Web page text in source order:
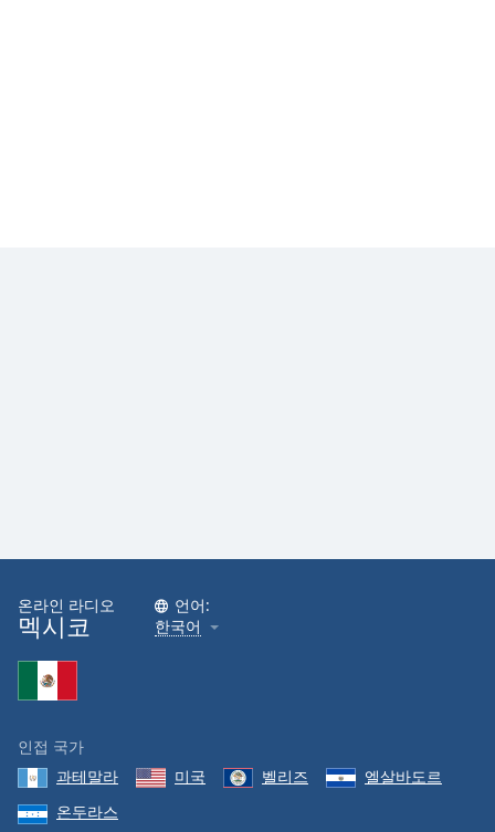
온라인 라디오
멕시코
언어:
한국어
인접 국가
과테말라
미국 벨리즈
엘살바도르
온두라스